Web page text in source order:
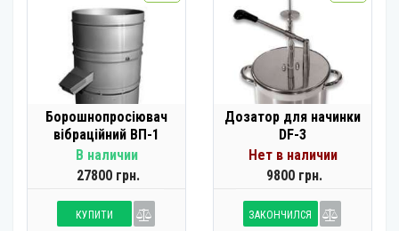
Борошнопросіювач
вібраційний ВП-1
В наличии
27800 грн.
КУПИТИ
Дозатор для начинки
DF-3
Нет в наличии
9800 грн.
ЗАКОНЧИЛСЯ